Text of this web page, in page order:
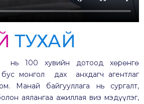
ТУХАЙ
100 хувийн дотоод хөрөнгө
бус монгол дах анхдагч агентлаг
Манай байгууллага нь сургалт,
аялангаа ажиллая виз мэдүүлэг,